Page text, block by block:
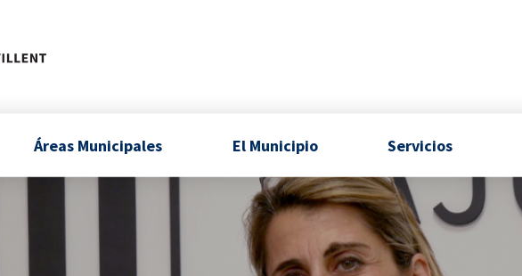
Áreas Municipales El Municipio Servicios